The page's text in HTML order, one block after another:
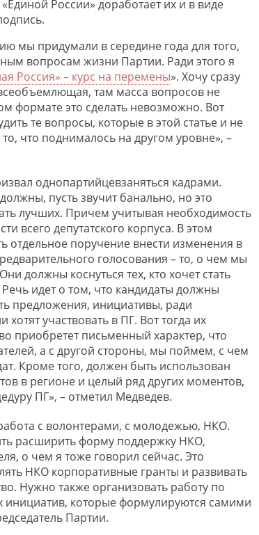
России» доработает их и в виде
мы придумали в середине года для того,
вопросам жизни Партии. Ради этого я
Россия» – курс на перемены». Хочу сразу
там масса вопросов не
формате это сделать невозможно. Вот
те вопросы, которые в этой статье и не
что поднималось на другом уровне», –
однопартийцевзаняться кадрами.
пусть звучит банально, но это
лучших. Причем учитывая необходимость
всего депутатского корпуса. В этом
отдельное поручение внести изменения в
голосования – то, о чем мы
должны коснуться тех, кто хочет стать
идет о том, что кандидаты должны
предложения, инициативы, ради
участвовать в ПГ. Вот тогда их
приобретет письменный характер, что
а с другой стороны, мы поймем, с чем
Кроме того, должен быть использован
в регионе и целый ряд других моментов,
ПГ», – отметил Медведев.
с волонтерами, с молодежью, НКО.
расширить форму поддержку НКО,
о чем я тоже говорил сейчас. Это
НКО корпоративные гранты и развивать
. Нужно также организовать работу по
инициатив, которые формулируются самими
Партии.